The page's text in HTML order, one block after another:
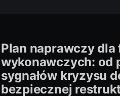
Plan naprawczy dla
wykonawczych: od
sygnałów kryzysu
bezpiecznej